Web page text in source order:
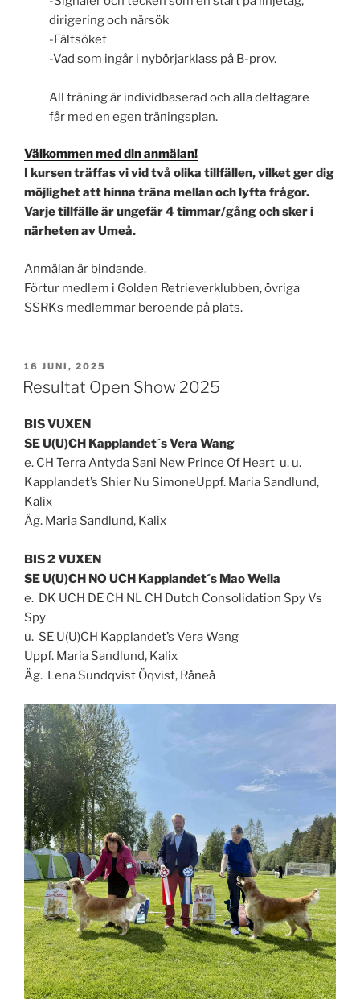
dirigering och närsök
-Fältsöket
-Vad som ingår i nybörjarklass på B-prov.
All träning är individbaserad och alla deltagare
får med en egen träningsplan.
Välkommen med din anmälan!
I kursen träffas vi vid två olika tillfällen, vilket ger dig
möjlighet att hinna träna mellan och lyfta frågor.
Varje tillfälle är ungefär 4 timmar/gång och sker i
närheten av Umeå.
Anmälan är bindande.
Förtur medlem i Golden Retrieverklubben, övriga
SSRKs medlemmar beroende på plats.
PUBLICERAT
16 JUNI, 2025
Resultat Open Show 2025
BIS VUXEN
SE U(U)CH Kapplandet´s Vera Wang
e. CH Terra Antyda Sani New Prince Of Heart u. u.
Kapplandet’s Shier Nu SimoneUppf. Maria Sandlund,
Kalix
Äg. Maria Sandlund, Kalix
BIS 2 VUXEN
SE U(U)CH NO UCH Kapplandet´s Mao Weila
e. DK UCH DE CH NL CH Dutch Consolidation Spy Vs
Spy
u. SE U(U)CH Kapplandet’s Vera Wang
Uppf. Maria Sandlund, Kalix
Äg. Lena Sundqvist Öqvist, Råneå